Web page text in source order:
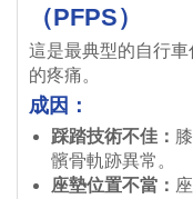
（PFPS）
這是最典型的自行
的疼痛。
成因：
踩踏技術不佳：
髕骨軌跡異常。
座墊位置不當：